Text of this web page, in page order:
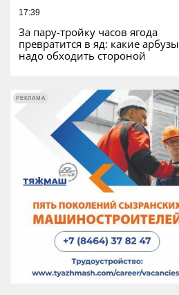
17:39
За пару-тройку часов ягода
превратится в яд: какие арбузы
надо обходить стороной
РЕКЛАМА РЕКЛАМА